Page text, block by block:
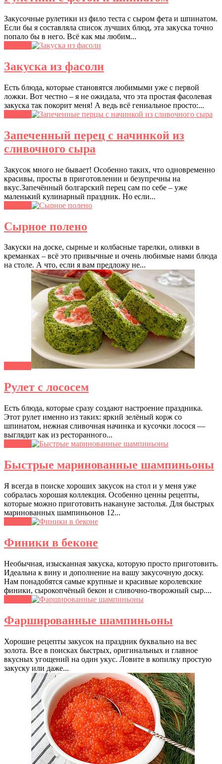
Закусочные рулетики из фило теста с сыром фета и шпинатом.
Если бы я составляла список лучших блюд, эта закуска точно
попало бы в него. Всё как мы любим...
Закуска из фасоли
Есть блюда, которые становятся любимыми уже с первой
ложки. Вот честно – я не ожидала, что эта простая фасолевая
закуска так покорит меня! А ведь всё гениальное просто:...
Запеченный перец с начинкой из
сливочного сыра
Закусок много не бывает! Особенно таких, что одновременно
красивы, просты в приготовлении и безупречны на
вкус.Запечённый болгарский перец сам по себе – уже
маленький кулинарный праздник. Но если...
Сырное полено
Закуски на доске, сырные и колбасные тарелки, оливки в
креманках – всё это привычные и очень любимые нами блюда
на столе. А что, если я вам предложу не...
Рулет с лососем
Есть блюда, которые сразу создают настроение праздника.
Этот рулет именно из таких: яркий зелёный корж со
шпинатом, нежная сливочная начинка и кусочки лосося —
выглядит как из ресторанного...
Быстрые маринованные шампиньоны
Я всегда в поиске хороших закусок на стол и у меня уже
собралась хорошая коллекция. Особенно ценны рецепты,
которые можно приготовить накануне застолья. Для быстрых
маринованных шампиньонов 12...
Финики в беконе
Необычная, изысканная закуска, которую просто приготовить.
Идеальна к вину и дополнение на вашу закусочную доску.
Нам понадобятся самые крупные и красивые королевские
финики, сырокопчёный бекон и сливочно-творожный сыр....
Фаршированные шампиньоны
Хорошие рецепты закусок на праздник буквально на вес
золота. Все в поисках быстрых, оригинальных и главное
вкусных угощений на один укус. Ловите в копилку простую
закуску или даже...